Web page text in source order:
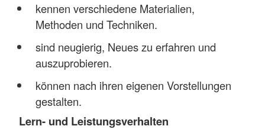
kennen verschiedene Materialien,
Methoden und Techniken.
sind neugierig, Neues zu erfahren und
auszuprobieren.
können nach ihren eigenen Vorstellungen
gestalten.
Lern- und Leistungsverhalten